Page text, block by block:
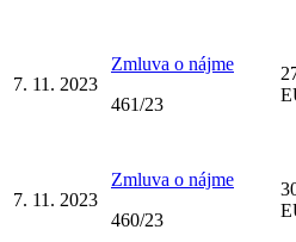
7. 11. 2023
Zmluva o nájme
461/23
7. 11. 2023
Zmluva o nájme
460/23